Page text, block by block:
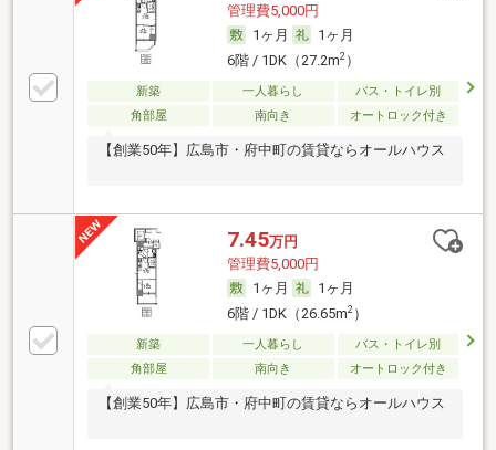
管理費5,000円
1ヶ月
1ヶ月
6階 / 1DK（27.2m2）
新築 一人暮らし
バス・トイレ別
角部屋
南向き オートロック付き
【創業50年】広島市・府中町の賃貸ならオールハウス
7.45万円
管理費5,000円
1ヶ月
1ヶ月
6階 / 1DK（26.65m2）
新築 一人暮らし
バス・トイレ別
角部屋
南向き オートロック付き
【創業50年】広島市・府中町の賃貸ならオールハウス